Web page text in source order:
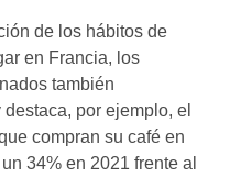
de los hábitos de
en Francia, los
también
por ejemplo, el
compran su café en
34% en 2021 frente al